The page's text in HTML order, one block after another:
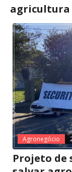
agricultura
Agronegócio
Projeto de